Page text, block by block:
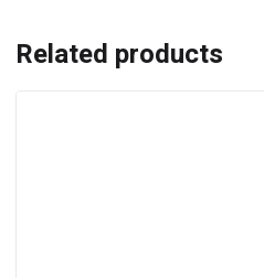
Related products